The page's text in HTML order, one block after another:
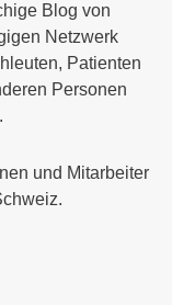
Blog von
Netzwerk
Patienten
Personen
und Mitarbeiter